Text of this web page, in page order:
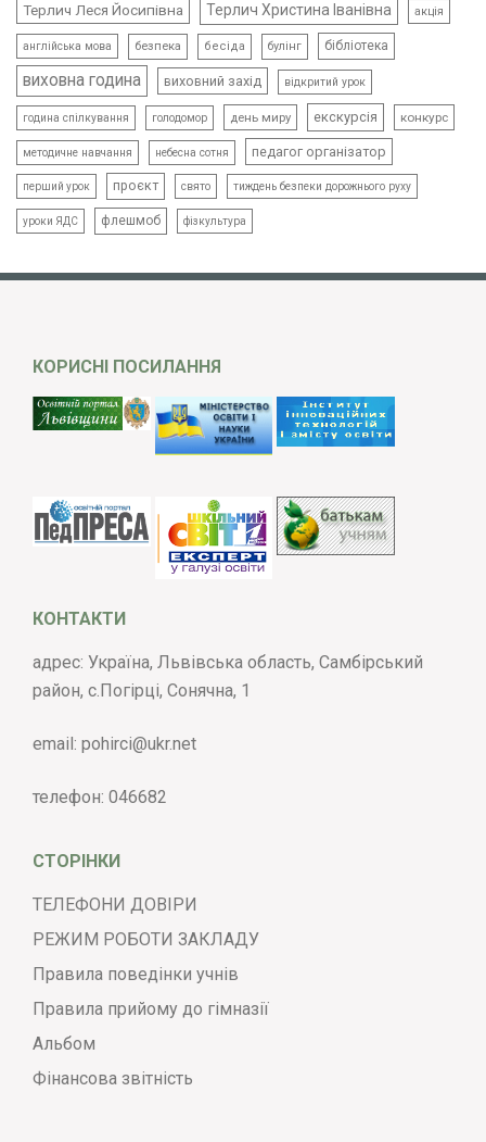
Терлич Леся Йосипівна Терлич Христина Іванівна акція
англійська мова безпека бесіда булінг бібліотека
виховна година виховний захід відкритий урок
година спілкування голодомор день миру екскурсія конкурс
методичне навчання небесна сотня педагог організатор
перший урок проєкт свято тиждень безпеки дорожнього руху
уроки ЯДС флешмоб фізкультура
КОРИСНІ ПОСИЛАННЯ
КОНТАКТИ
адрес: Україна, Львівська область, Самбірський
район, с.Погірці, Сонячна, 1
email: pohirci@ukr.net
телефон: 046682
СТОРІНКИ
ТЕЛЕФОНИ ДОВІРИ
РЕЖИМ РОБОТИ ЗАКЛАДУ
Правила поведінки учнів
Правила прийому до гімназії
Альбом
Фінансова звітність